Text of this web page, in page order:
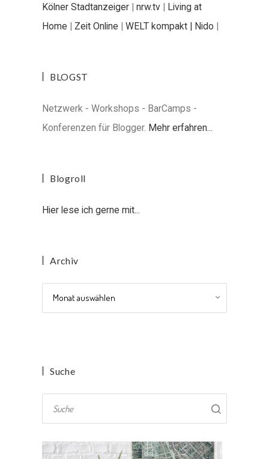
Kölner Stadtanzeiger | nrw.tv | Living at
Home | Zeit Online | WELT kompakt | Nido |
BLOGST
Netzwerk - Workshops - BarCamps -
Konferenzen für Blogger. Mehr erfahren...
Blogroll
Hier lese ich gerne mit...
Archiv
Suche